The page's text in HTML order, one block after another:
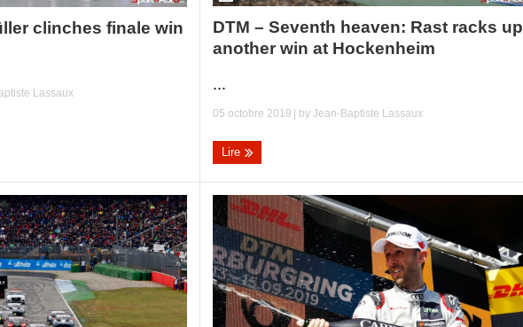
clinches finale win
Lassaux
DTM – Seventh heaven: Rast racks up
another win at Hockenheim
...
05 octobre 2019 | byJean-Baptiste Lassaux
Lire